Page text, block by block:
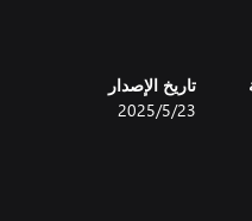
become a monster and
تاريخ الإصدار
23‏/5‏/2025